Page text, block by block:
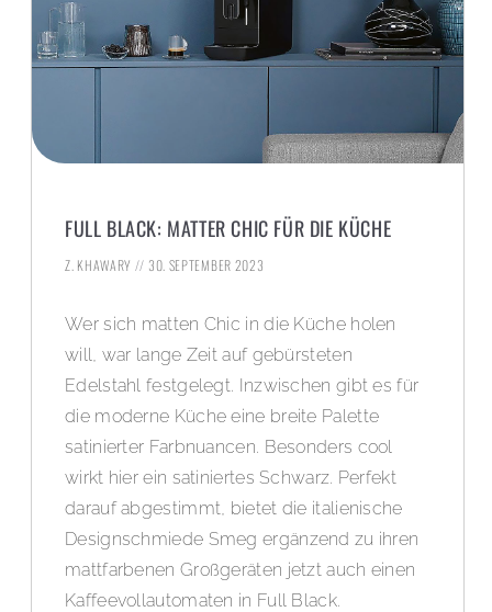
FULL BLACK: MATTER CHIC FÜR DIE KÜCHE
Z. KHAWARY 30. SEPTEMBER 2023
Wer sich matten Chic in die Küche holen
will, war lange Zeit auf gebürsteten
Edelstahl festgelegt. Inzwischen gibt es für
die moderne Küche eine breite Palette
satinierter Farbnuancen. Besonders cool
wirkt hier ein satiniertes Schwarz. Perfekt
darauf abgestimmt, bietet die italienische
Designschmiede Smeg ergänzend zu ihren
mattfarbenen Großgeräten jetzt auch einen
Kaffeevollautomaten in Full Black.